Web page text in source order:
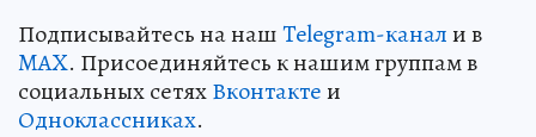
Подписывайтесь на нашTelegram-канали в
MAX. Присоединяйтесь к нашим группам в
социальных сетяхВконтактеи
Одноклассниках.